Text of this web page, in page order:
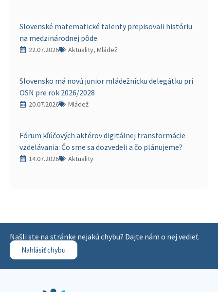
Slovenské matematické talenty prepisovali históriu
na medzinárodnej pôde
22.07.2026 Aktuality, Mládež
Slovensko má novú junior mládežnícku delegátku pri
OSN pre rok 2026/2028
20.07.2026 Mládež
Fórum kľúčových aktérov digitálnej transformácie
vzdelávania: Čo sme sa dozvedeli a čo plánujeme?
14.07.2026 Aktuality
Našli ste na stránke nejakú chybu? Dajte nám o nej vedieť.
Nahlásiť chybu